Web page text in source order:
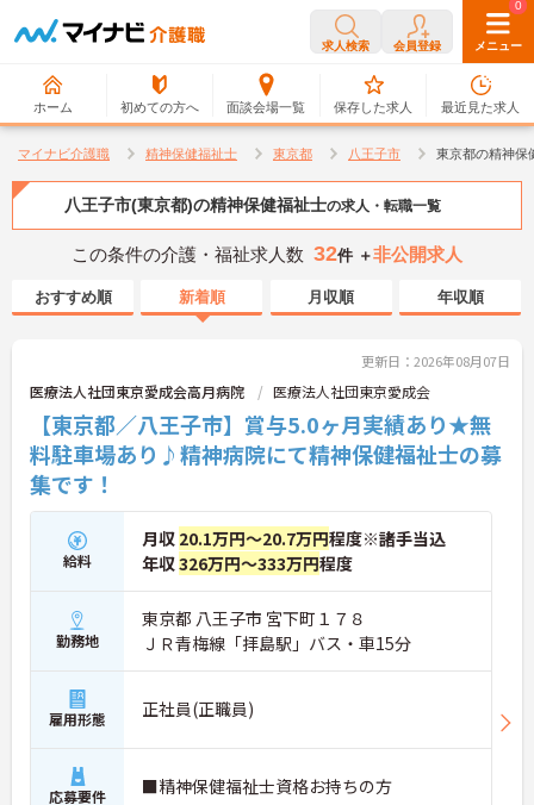
求人検索 会員登録 メニュー
ホーム 初めての方へ 面談会場一覧
0
保存した求人
0
最近見た求人
マイナビ介護職 精神保健福祉士 東京都 八王子市 東京都の精神保
八王子市(東京都)の精神保健福祉士の求人・転職一覧
この条件の介護・福祉求人数 32件 ＋非公開求人
おすすめ順 新着順 月収順 年収順
更新日：2026年08月07日
医療法人社団東京愛成会高月病院 医療法人社団東京愛成会
【東京都／八王子市】賞与5.0ヶ月実績あり★無
料駐車場あり♪精神病院にて精神保健福祉士の募
集です！
給料
月収 20.1万円～20.7万円程度※諸手当込
年収326万円～333万円程度
勤務地
東京都 八王子市 宮下町１７８
ＪＲ青梅線「拝島駅」バス・車15分
雇用形態 正社員(正職員)
応募要件 ■精神保健福祉士資格お持ちの方